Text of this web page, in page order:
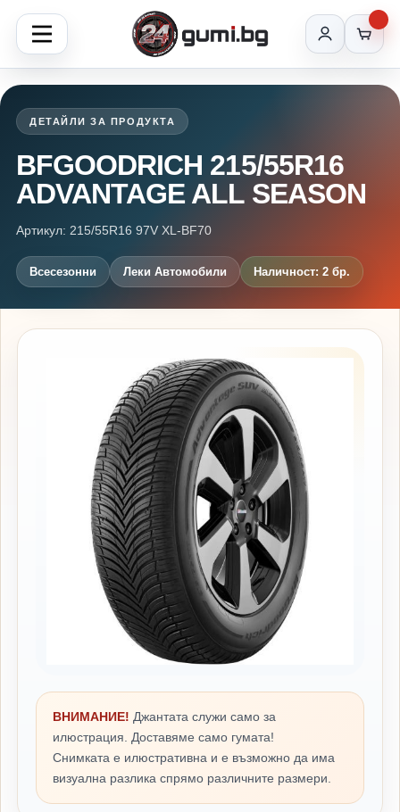
ДЕТАЙЛИ ЗА ПРОДУКТА
BFGOODRICH 215/55R16
ADVANTAGE ALL SEASON
Артикул: 215/55R16 97V XL-BF70
Всесезонни Леки Автомобили Наличност: 2 бр.
ВНИМАНИЕ! Джантата служи само за
илюстрация. Доставяме само гумата!
Снимката е илюстративна и е възможно да има
визуална разлика спрямо различните размери.